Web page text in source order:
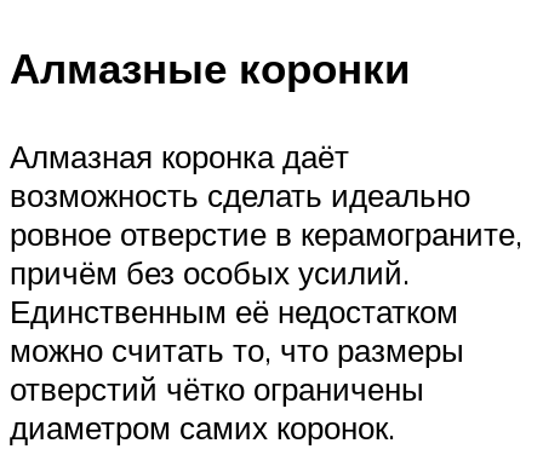
Алмазные коронки
Алмазная коронка даёт
возможность сделать идеально
ровное отверстие в керамограните,
причём без особых усилий.
Единственным её недостатком
можно считать то, что размеры
отверстий чётко ограничены
диаметром самих коронок.